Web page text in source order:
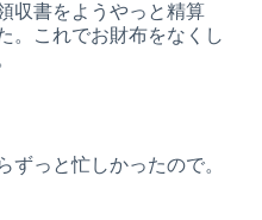
収書をようやっと精算
。これでお財布をなくし
ずっと忙しかったので。